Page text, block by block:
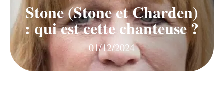
Stone (Stone et Charden)
: qui est cette chanteuse ?
01/12/2024